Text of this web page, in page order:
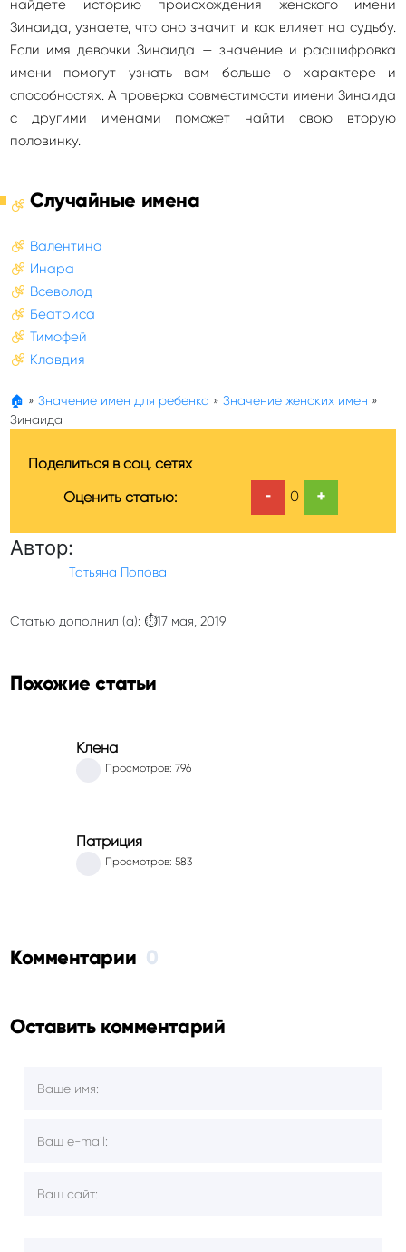
найдете историю происхождения женского имени
Зинаида, узнаете, что оно значит и как влияет на судьбу.
Если имя девочки Зинаида — значение и расшифровка
имени помогут узнать вам больше о характере и
способностях. А проверка совместимости имени Зинаида
с другими именами поможет найти свою вторую
половинку.
Случайные имена
Валентина
Инара
Всеволод
Беатриса
Тимофей
Клавдия
🏠 » Значение имен для ребенка » Значение женских имен »
Зинаида
Поделиться в соц. сетях
Оценить статью:
- 0 +
Автор:
Татьяна Попова
Статью дополнил (а): ⏱17 мая, 2019
Похожие статьи
Клена
Просмотров: 796
Патриция
Просмотров: 583
Комментарии 0
Оставить комментарий